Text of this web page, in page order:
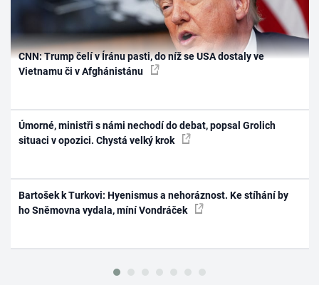
CNN: Trump čelí v Íránu pasti, do níž se USA dostaly ve
Vietnamu či v Afghánistánu
Úmorné, ministři s námi nechodí do debat, popsal Grolich
situaci v opozici. Chystá velký krok
Bartošek k Turkovi: Hyenismus a nehoráznost. Ke stíhání by
ho Sněmovna vydala, míní Vondráček